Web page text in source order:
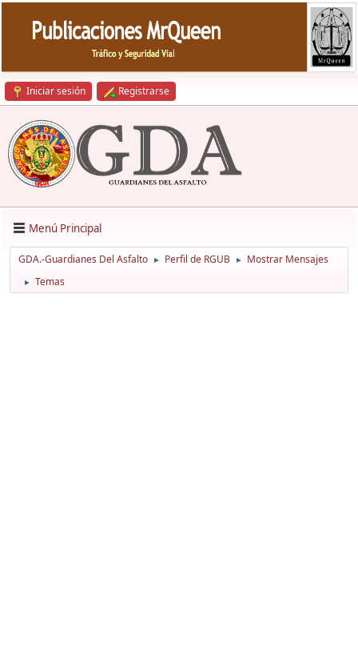
Iniciar sesión Registrarse
Menú Principal
GDA.-Guardianes Del Asfalto ► Perfil de RGUB ► Mostrar Mensajes
► Temas